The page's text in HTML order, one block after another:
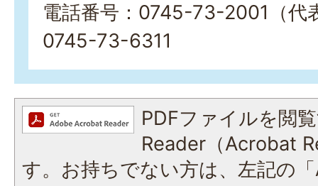
電話番号：0745-73-2001（
0745-73-6311
PDFファイルを閲
Reader（Acrobat
す。お持ちでない方は、左記の